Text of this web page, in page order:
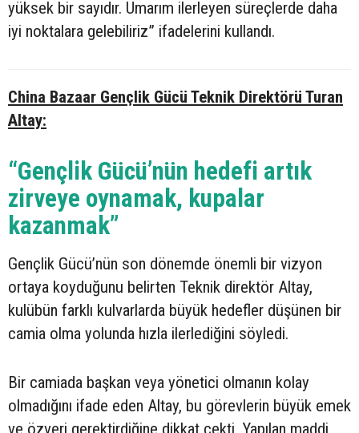
yüksek bir sayıdır. Umarım ilerleyen süreçlerde daha
iyi noktalara gelebiliriz” ifadelerini kullandı.
China Bazaar Gençlik Gücü Teknik Direktörü Turan
Altay:
“Gençlik Gücü’nün hedefi artık
zirveye oynamak, kupalar
kazanmak”
Gençlik Gücü’nün son dönemde önemli bir vizyon
ortaya koyduğunu belirten Teknik direktör Altay,
kulübün farklı kulvarlarda büyük hedefler düşünen bir
camia olma yolunda hızla ilerlediğini söyledi.
Bir camiada başkan veya yönetici olmanın kolay
olmadığını ifade eden Altay, bu görevlerin büyük emek